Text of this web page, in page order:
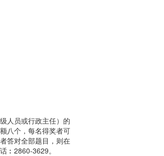
人员或行政主任）的
八个，每名得奖者可
答对全部题目，则在
︰2860-3629。